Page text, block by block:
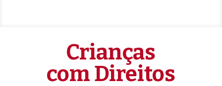
Crianças
com Direitos